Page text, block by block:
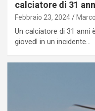
calciatore di 31
Febbraio 23, 2024
Un calciatore di 31 anni
giovedì in un incidente…